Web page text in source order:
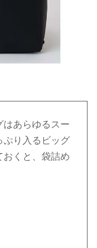
はあらゆるスー
ぷり入るビッグ
おくと、袋詰め